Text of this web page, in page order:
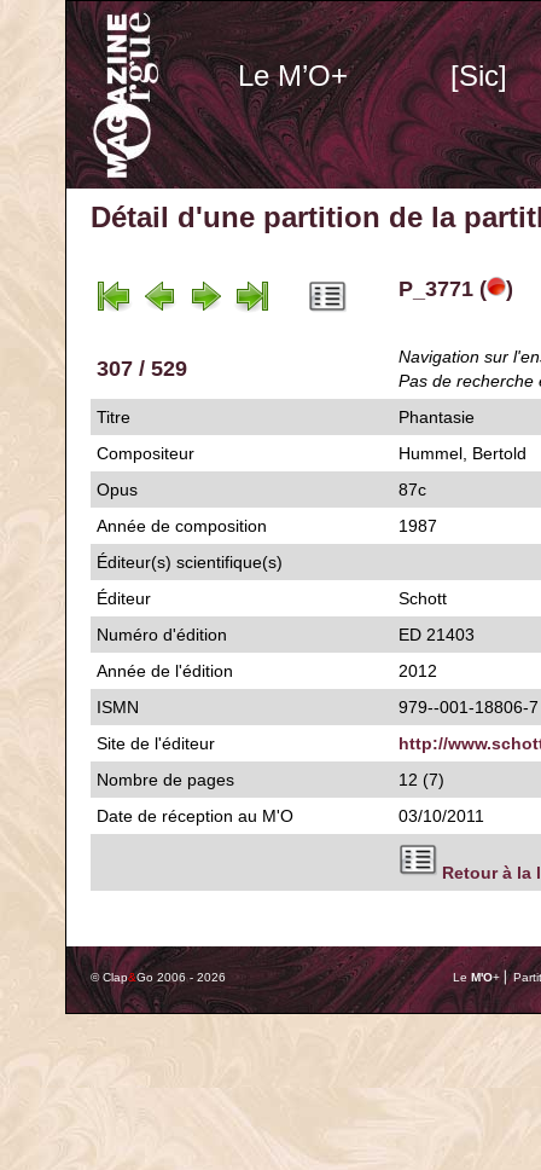
Le M’O+ [Sic]
Détail d'une partition de la
P_3771 ( )
307 / 529
Navigation sur
Pas de recherche
Titre
Phantasie
Compositeur
Hummel, Bertold
Opus
87c
Année de composition
1987
Éditeur(s) scientifique(s)
Éditeur
Schott
Numéro d'édition
ED 21403
Année de l'édition
2012
ISMN
979--001-18806-7
Site de l'éditeur
http://
Nombre de pages
12 (7)
Date de réception au M'O
03/10/2011
Retour à la
© Clap&Go 2006 - 2026 Le M'O+ ⎢